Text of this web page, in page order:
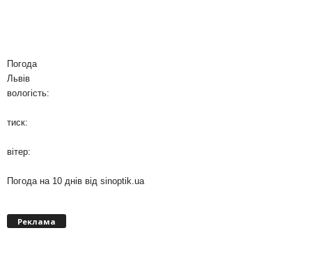
Погода
Львів
вологість:
тиск:
вітер:
Погода на 10 днів від sinoptik.ua
Реклама